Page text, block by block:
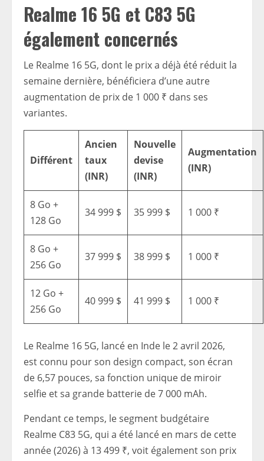
Realme 16 5G et C83 5G
également concernés
Le Realme 16 5G, dont le prix a déjà été réduit la
semaine dernière, bénéficiera d’une autre
augmentation de prix de 1 000 ₹ dans ses
variantes.
Différent
Ancien
taux
(INR)
Nouvelle
devise
(INR)
Augmentation
(INR)
8 Go +
128 Go
34 999 $ 35 999 $ 1 000 ₹
8 Go +
256 Go
37 999 $ 38 999 $ 1 000 ₹
12 Go +
256 Go
40 999 $ 41 999 $ 1 000 ₹
Le Realme 16 5G, lancé en Inde le 2 avril 2026,
est connu pour son design compact, son écran
de 6,57 pouces, sa fonction unique de miroir
selfie et sa grande batterie de 7 000 mAh.
Pendant ce temps, le segment budgétaire
Realme C83 5G, qui a été lancé en mars de cette
année (2026) à 13 499 ₹, voit également son prix